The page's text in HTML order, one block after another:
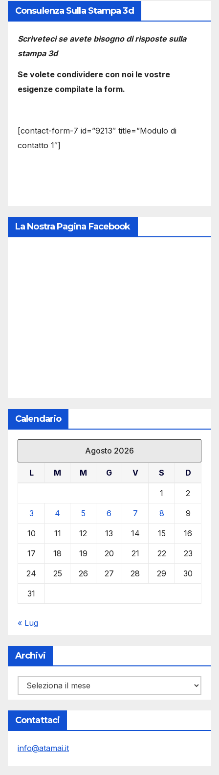
Consulenza Sulla Stampa 3d
Scriveteci se avete bisogno di risposte sulla
stampa 3d
Se volete condividere con noi le vostre
esigenze compilate la form.
[contact-form-7 id=”9213″ title=”Modulo di
contatto 1″]
La Nostra Pagina Facebook
Calendario
Agosto 2026
L M M G V S D
1 2
3 4 5 6 7 8 9
10 11 12 13 14 15 16
17 18 19 20 21 22 23
24 25 26 27 28 29 30
31
« Lug
Archivi
Archivi
Contattaci
info@atamai.it